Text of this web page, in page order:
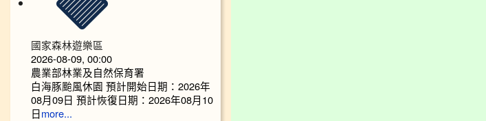
國家森林遊樂區
2026-08-09, 00:00
農業部林業及自然保育署
白海豚颱風休園 預計開始日期：2026年
08月09日 預計恢復日期：2026年08月10
日 more...